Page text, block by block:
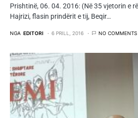
Prishtinë, 06. 04. 2016: (Në 35 vjetorin e
Hajrizi, flasin prindërit e tij, Beqir…
NGA EDITORI 6 PRILL, 2016 NO COMMENTS